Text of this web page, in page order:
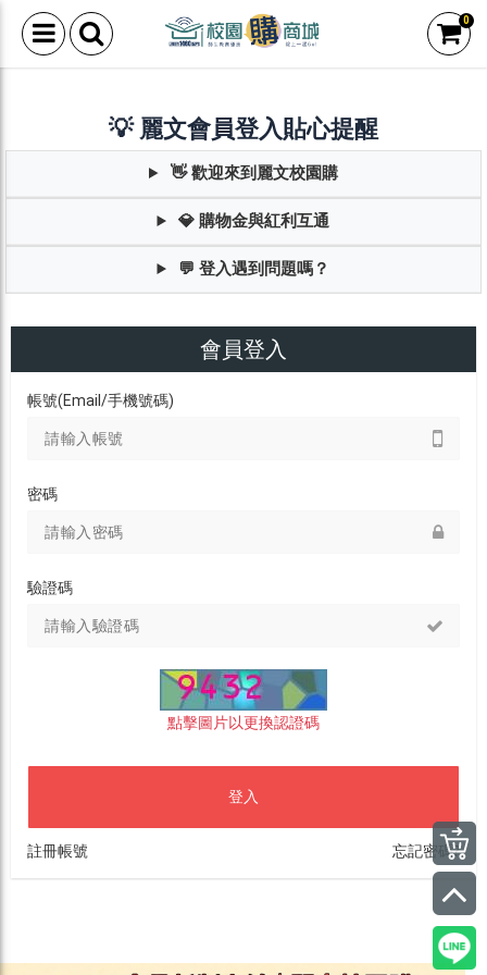
0
💡 麗文會員登入貼心提醒
👋 歡迎來到麗文校園購
💎 購物金與紅利互通
💬 登入遇到問題嗎？
會員登入
帳號(Email/手機號碼)
密碼
驗證碼
點擊圖片以更換認證碼
登入
註冊帳號 忘記密碼?